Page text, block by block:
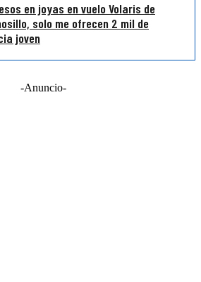
en joyas en vuelo Volaris de
solo me ofrecen 2 mil de
joven
-Anuncio-